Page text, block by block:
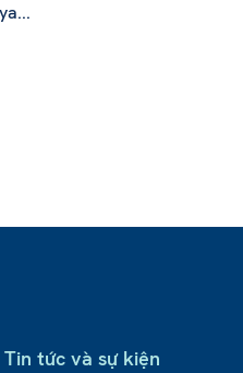
Tin tức và sự kiện